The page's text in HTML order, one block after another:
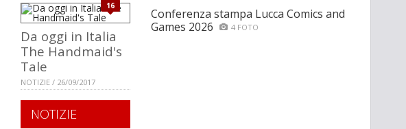
16
Da oggi in Italia
The Handmaid's
Tale
NOTIZIE / 26/09/2017
NOTIZIE
Conferenza stampa Lucca Comics and
Games 2026
4 FOTO